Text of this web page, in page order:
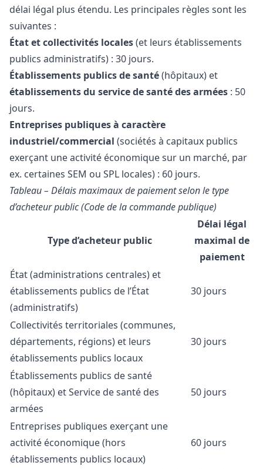
délai légal plus étendu. Les principales règles sont les
suivantes :
État et collectivités locales(et leurs établissements
publics administratifs) : 30 jours.
Établissements publics de santé(hôpitaux) et
établissements du service de santé des armées : 50
jours.
Entreprises publiques à caractère
industriel/commercial (sociétés à capitaux publics
exerçant une activité économique sur un marché, par
ex. certaines SEM ou SPL locales) : 60 jours.
Tableau – Délais maximaux de paiement selon le type
d’acheteur public (Code de la commande publique)
Type d’acheteur public
Délai légal
maximal de
paiement
État (administrations centrales) et
établissements publics de l’État
(administratifs)
30 jours
Collectivités territoriales (communes,
départements, régions) et leurs
établissements publics locaux
30 jours
Établissements publics de santé
(hôpitaux) et Service de santé des
armées
50 jours
Entreprises publiques exerçant une
activité économique (hors
établissements publics locaux)
60 jours